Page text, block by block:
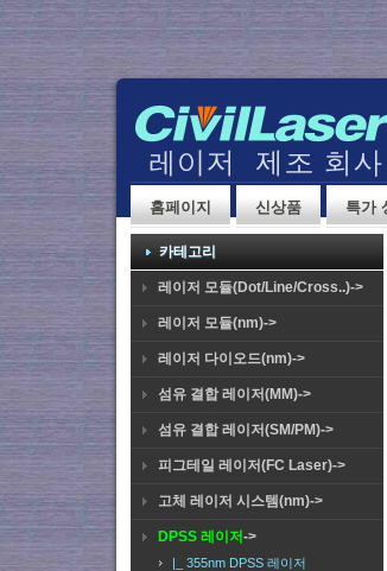
홈페이지 신상품 특가
카테고리
레이저 모듈(Dot/Line/Cross..)->
레이저 모듈(nm)->
레이저 다이오드(nm)->
섬유 결합 레이저(MM)->
섬유 결합 레이저(SM/PM)->
피그테일 레이저(FC Laser)->
고체 레이저 시스템(nm)->
DPSS 레이저->
|_ 355nm DPSS 레이저